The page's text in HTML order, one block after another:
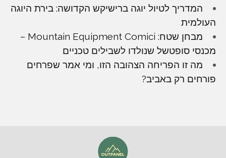
המדריך לטיול יוגה ברישיקש הקדושה: בירת היוגה
העולמית
מבחן שטח: Mountain Equipment Comici –
מכנסי סופטשל שנולדו לשבילים טכניים
מה זו הפריחה הצהובה הזו, ומי אמר שפרחים
פורחים רק באביב?